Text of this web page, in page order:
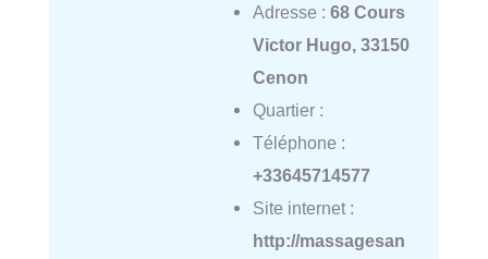
Adresse : 68 Cours
Victor Hugo, 33150
Cenon
Quartier :
Téléphone :
+33645714577
Site internet :
http://massagesan